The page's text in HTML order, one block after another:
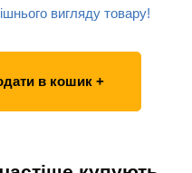
вигляду товару!
в кошик +